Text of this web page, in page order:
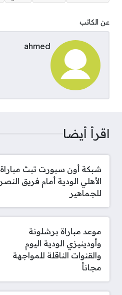
عن الكاتب
ahmed
اقرأ أيضا
شبكة أون سبورت تبث مباراة
الأهلي الودية أمام فريق النصر
للجماهير
موعد مباراة برشلونة
وأودينيزي الودية اليوم
والقنوات الناقلة للمواجهة
مجاناً